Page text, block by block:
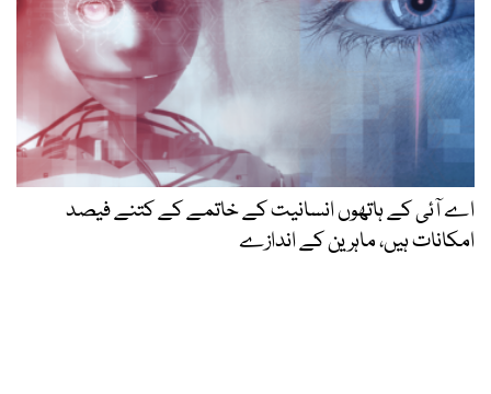
اے آئی کے ہاتھوں انسانیت کے خاتمے کے کتنے فیصد
امکانات ہیں، ماہرین کے اندازے